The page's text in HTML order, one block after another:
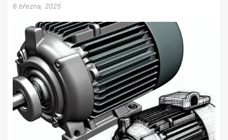
6 března, 2025